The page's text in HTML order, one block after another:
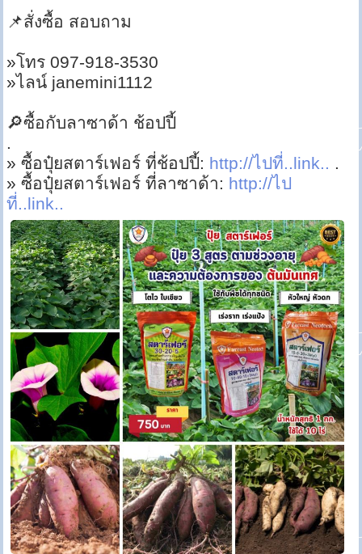
📌สั่งซื้อ สอบถาม
»โทร 097-918-3530
»ไลน์ janemini1112
🔎ซื้อกับลาซาด้า ช้อปปี้
.
» ซื้อปุ๋ยสตาร์เฟอร์ ที่ช้อปปี้: http://ไปที่..link.. .
» ซื้อปุ๋ยสตาร์เฟอร์ ที่ลาซาด้า: http://ไป
ที่..link..